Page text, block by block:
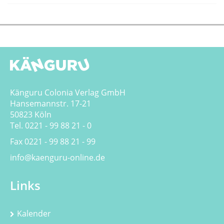
Känguru Colonia Verlag GmbH
Hansemannstr. 17-21
50823 Köln
Tel. 0221 - 99 88 21 - 0
Fax 0221 - 99 88 21 - 99
info@kaenguru-online.de
Links
Kalender